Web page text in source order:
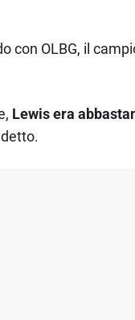
con OLBG, il
Lewis era